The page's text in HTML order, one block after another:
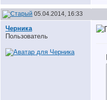
05.04.2014, 16:33
Черника
Пользователь